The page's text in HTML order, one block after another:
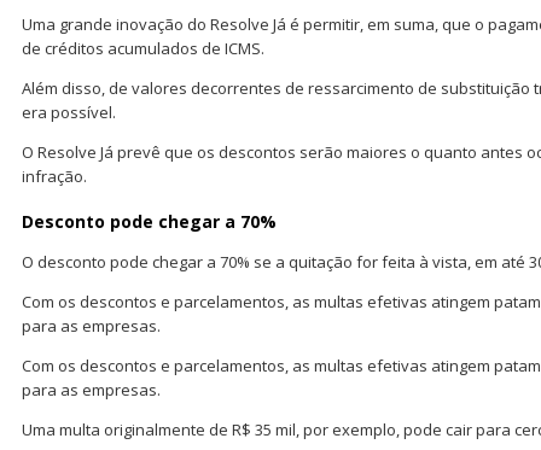
Uma grande inovação do Resolve Já é permitir, em suma, que o
de créditos acumulados de ICMS.
Além disso, de valores decorrentes de ressarcimento de substituição
era possível.
O Resolve Já prevê que os descontos serão maiores o quanto antes
infração.
Desconto pode chegar a 70%
O desconto pode chegar a 70% se a quitação for feita à vista, em até
Com os descontos e parcelamentos, as multas efetivas atingem
para as empresas.
Com os descontos e parcelamentos, as multas efetivas atingem
para as empresas.
Uma multa originalmente de R$ 35 mil, por exemplo, pode cair para